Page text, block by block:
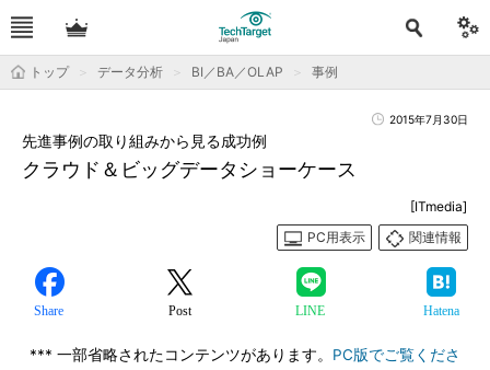
トップ データ分析 BI／BA／OLAP 事例
2015年7月30日
クラウド＆ビッグデータショーケース
先進事例の取り組みから見る成功例
[ITmedia]
PC用表示
関連情報
Share Post LINE Hatena
*** 一部省略されたコンテンツがあります。 PC版でご覧くださ